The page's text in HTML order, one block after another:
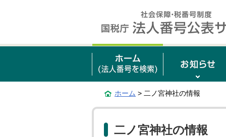
ホーム > 二ノ宮神社の情報
二ノ宮神社の情報